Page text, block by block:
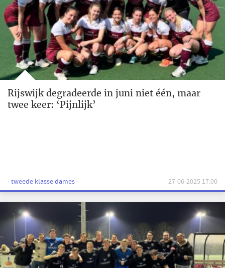
Rijswijk degradeerde in juni niet één, maar
twee keer: ‘Pijnlijk’
- tweede klasse dames - 27-06-2025 17:00